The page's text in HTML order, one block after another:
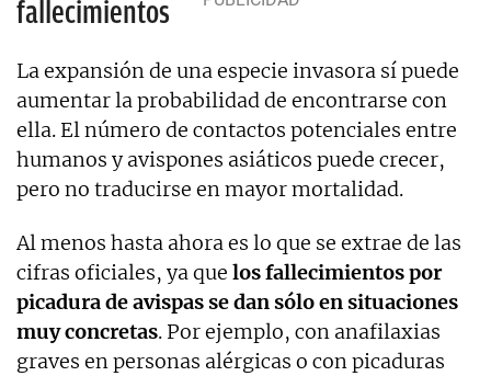
fallecimientos
La expansión de una especie invasora sí puede
aumentar la probabilidad de encontrarse con
ella. El número de contactos potenciales entre
humanos y avispones asiáticos puede crecer,
pero no traducirse en mayor mortalidad.
Al menos hasta ahora es lo que se extrae de las
cifras oficiales, ya que los fallecimientos por
picadura de avispas se dan sólo en situaciones
muy concretas. Por ejemplo, con anafilaxias
graves en personas alérgicas o con picaduras